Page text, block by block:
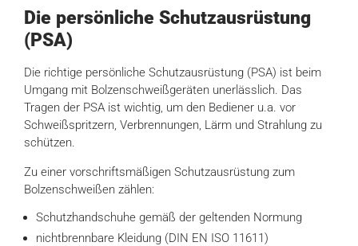
Die persönliche Schutzausrüstung
(PSA)
Die richtige persönliche Schutzausrüstung (PSA) ist beim
Umgang mit Bolzenschweißgeräten unerlässlich. Das
Tragen der PSA ist wichtig, um den Bediener u.a. vor
Schweißspritzern, Verbrennungen, Lärm und Strahlung zu
schützen.
Zu einer vorschriftsmäßigen Schutzausrüstung zum
Bolzenschweißen zählen:
Schutzhandschuhe gemäß der geltenden Normung
nichtbrennbare Kleidung (DIN EN ISO 11611)